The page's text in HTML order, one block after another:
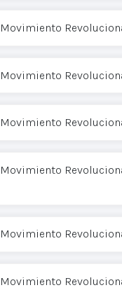
Movimiento
Movimiento
Movimiento
Movimiento
Movimiento
Movimiento